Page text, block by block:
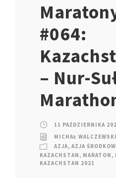
#064:
– Nur-
11 PAŹDZIERNIKA
MICHAŁ WALCZEWSKI
AZJA, AZJA
KAZACHSTAN , MARATON ,
KAZACHSTAN 2021